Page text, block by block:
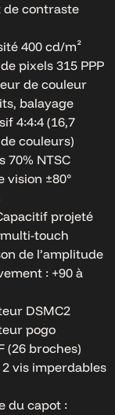
de contraste
400 cd/m²
pixels 315 PPP
de couleur
balayage
4:4:4 (16,7
couleurs)
70% NTSC
vision ±80°
projeté
multi-touch
de l’amplitude
: +90 à
DSMC2
pogo
(26 broches)
vis imperdables
du capot :